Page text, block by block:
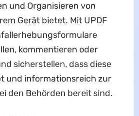
und Organisieren von
Gerät bietet. Mit UPDF
kommentieren oder
sicherstellen, dass diese
und informationsreich zur
den Behörden bereit sind.